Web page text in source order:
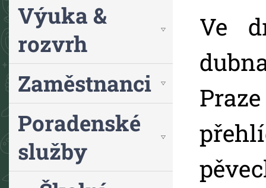
Výuka &
rozvrh
Zaměstnanci
Poradenské
služby
Ve